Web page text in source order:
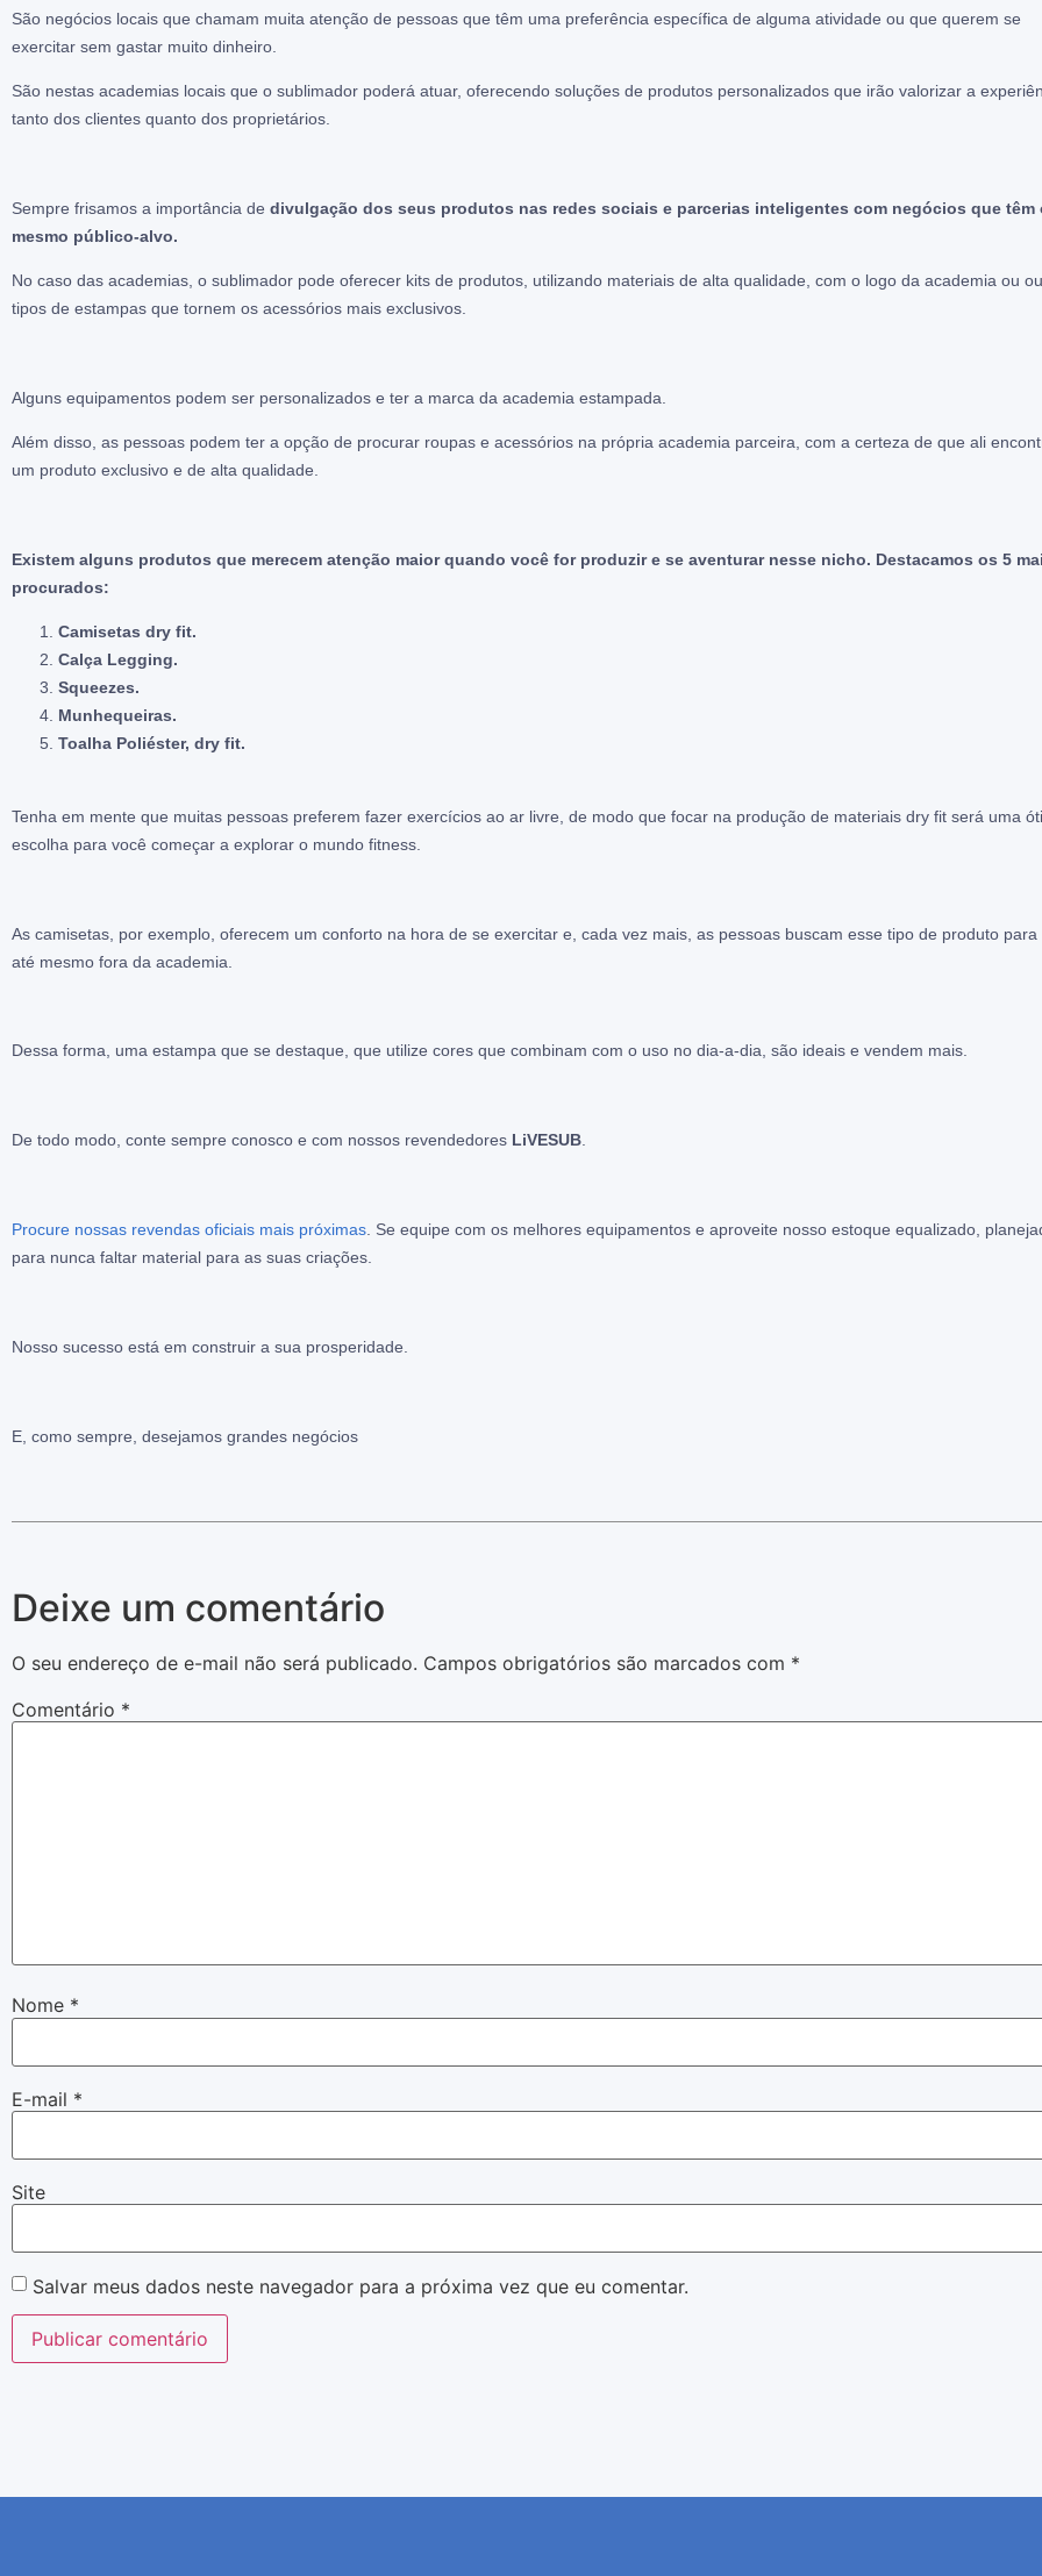
São negócios locais que chamam muita atenção de pessoas que têm uma preferência específica de alguma atividade ou que querem se
exercitar sem gastar muito dinheiro.
São nestas academias locais que o sublimador poderá atuar, oferecendo soluções de produtos personalizados que irão valorizar a
tanto dos clientes quanto dos proprietários.
Sempre frisamos a importância de divulgação dos seus produtos nas redes sociais e parcerias inteligentes com negócios que têm
mesmo público-alvo.
No caso das academias, o sublimador pode oferecer kits de produtos, utilizando materiais de alta qualidade, com o logo da academia ou
tipos de estampas que tornem os acessórios mais exclusivos.
Alguns equipamentos podem ser personalizados e ter a marca da academia estampada.
Além disso, as pessoas podem ter a opção de procurar roupas e acessórios na própria academia parceira, com a certeza de que ali
um produto exclusivo e de alta qualidade.
Existem alguns produtos que merecem atenção maior quando você for produzir e se aventurar nesse nicho. Destacamos os 5
procurados:
Camisetas dry fit.
Calça Legging.
Squeezes.
Munhequeiras.
Toalha Poliéster, dry fit.
Tenha em mente que muitas pessoas preferem fazer exercícios ao ar livre, de modo que focar na produção de materiais dry fit será uma
escolha para você começar a explorar o mundo fitness.
As camisetas, por exemplo, oferecem um conforto na hora de se exercitar e, cada vez mais, as pessoas buscam esse tipo de produto para
até mesmo fora da academia.
Dessa forma, uma estampa que se destaque, que utilize cores que combinam com o uso no dia-a-dia, são ideais e vendem mais.
De todo modo, conte sempre conosco e com nossos revendedores LiVESUB
Procure nossas revendas oficiais mais próximas . Se equipe com os melhores equipamentos e aproveite nosso estoque equalizado,
para nunca faltar material para as suas criações.
Nosso sucesso está em construir a sua prosperidade.
E, como sempre, desejamos grandes negócios
Deixe um comentário
O seu endereço de e-mail não será publicado. Campos obrigatórios são marcados com *
Comentário *
Nome *
E-mail *
Site
Salvar meus dados neste navegador para a próxima vez que eu comentar.